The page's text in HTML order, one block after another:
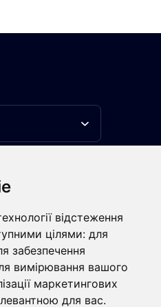
відстеження
цілями: для
забезпечення
вимірювання вашого
маркетингових
для вас.